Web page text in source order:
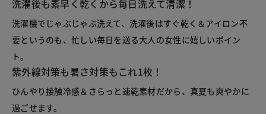
洗濯後も素早く乾くから毎日洗えて清潔！
洗濯機でじゃぶじゃぶ洗えて、洗濯後はすぐ乾く＆アイロン不
要というのも、忙しい毎日を送る大人の女性に嬉しいポイン
ト。
紫外線対策も暑さ対策もこれ1枚！
ひんやり接触冷感＆さらっと速乾素材だから、真夏も爽やかに
過ごせます。